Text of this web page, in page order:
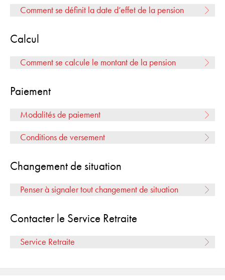
Comment se définit la date d’effet de la pension
Calcul
Comment se calcule le montant de la pension
Paiement
Modalités de paiement
Conditions de versement
Changement de situation
Penser à signaler tout changement de situation
Contacter le Service Retraite
Service Retraite